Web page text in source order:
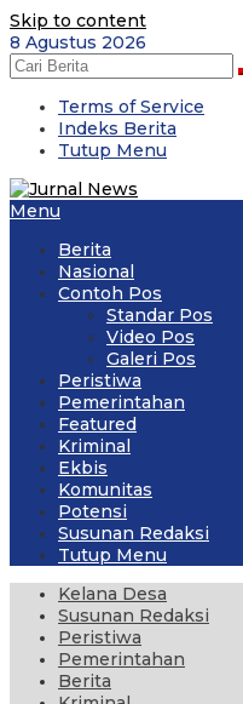
Skip to content
8 Agustus 2026
Terms of Service
Indeks Berita
Tutup Menu
Menu
Berita
Nasional
Contoh Pos
Standar Pos
Video Pos
Galeri Pos
Peristiwa
Pemerintahan
Featured
Kriminal
Ekbis
Komunitas
Potensi
Susunan Redaksi
Tutup Menu
Kelana Desa
Susunan Redaksi
Peristiwa
Pemerintahan
Berita